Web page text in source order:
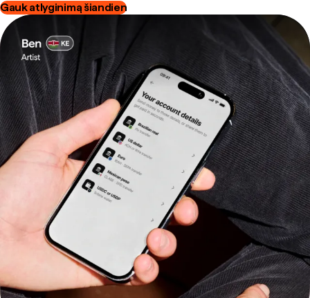
Gauk atlyginimą šiandien